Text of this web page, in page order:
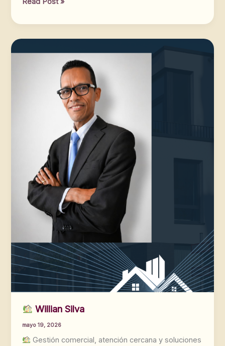
Medina
Willian Silva
mayo 19, 2026
Gestión comercial, atención cercana y soluciones